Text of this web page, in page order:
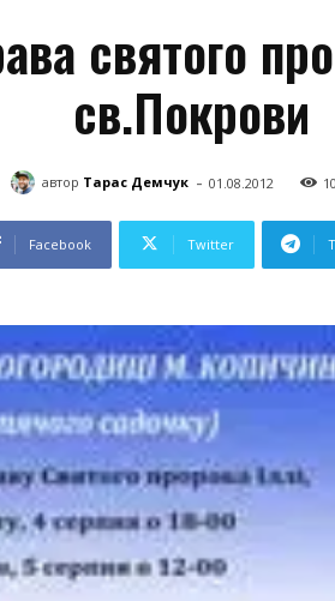
святого
св.Покрови
автор Тарас Демчук - 01.08.2012
Facebook Twitter